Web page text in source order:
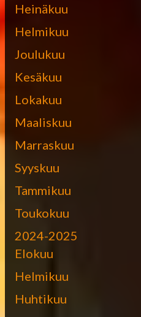
Heinäkuu
Helmikuu
Joulukuu
Kesäkuu
Lokakuu
Maaliskuu
Marraskuu
Syyskuu
Tammikuu
Toukokuu
2024-2025
Elokuu
Helmikuu
Huhtikuu